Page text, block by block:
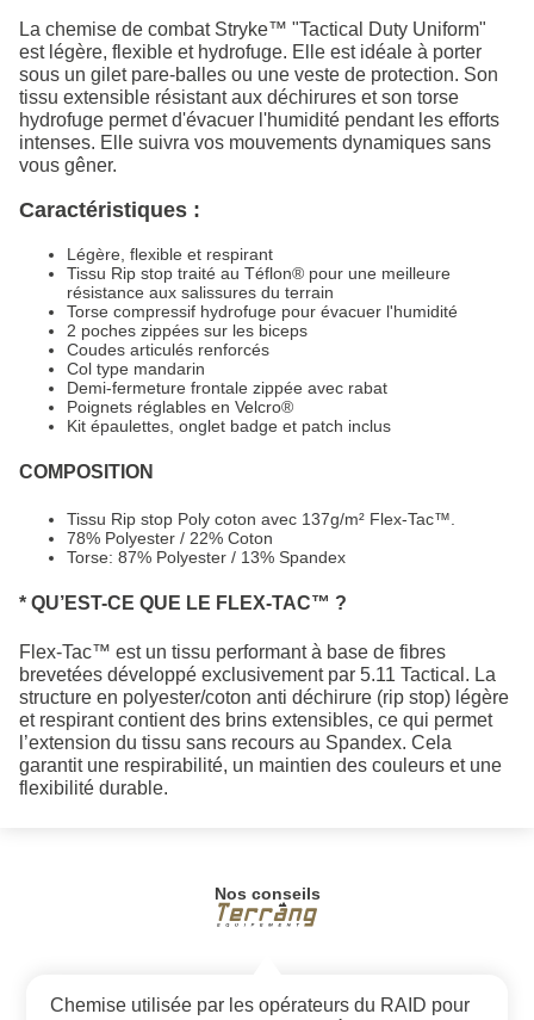
La chemise de combat Stryke™ "Tactical Duty Uniform"
est légère, flexible et hydrofuge. Elle est idéale à porter
sous un gilet pare-balles ou une veste de protection. Son
tissu extensible résistant aux déchirures et son torse
hydrofuge permet d'évacuer l'humidité pendant les efforts
intenses. Elle suivra vos mouvements dynamiques sans
vous gêner.
Caractéristiques :
Légère, flexible et respirant
Tissu Rip stop traité au Téflon® pour une meilleure
résistance aux salissures du terrain
Torse compressif hydrofuge pour évacuer l'humidité
2 poches zippées sur les biceps
Coudes articulés renforcés
Col type mandarin
Demi-fermeture frontale zippée avec rabat
Poignets réglables en Velcro®
Kit épaulettes, onglet badge et patch inclus
COMPOSITION
Tissu Rip stop Poly coton avec 137g/m² Flex-Tac™.
78% Polyester / 22% Coton
Torse: 87% Polyester / 13% Spandex
* QU’EST-CE QUE LE FLEX-TAC™ ?
Flex-Tac™ est un tissu performant à base de fibres
brevetées développé exclusivement par 5.11 Tactical. La
structure en polyester/coton anti déchirure (rip stop) légère
et respirant contient des brins extensibles, ce qui permet
l’extension du tissu sans recours au Spandex. Cela
garantit une respirabilité, un maintien des couleurs et une
flexibilité durable.
Nos conseils
Chemise utilisée par les opérateurs du RAID pour